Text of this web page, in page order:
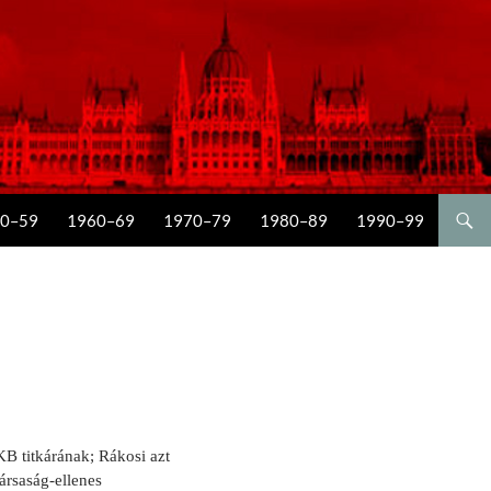
1960–69 1970–79 1980–89 1990–99
titkárának; Rákosi azt
ellenes